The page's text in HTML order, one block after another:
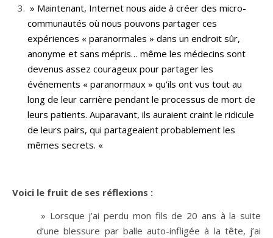
» Maintenant, Internet nous aide à créer des micro-
communautés où nous pouvons partager ces
expériences « paranormales » dans un endroit sûr,
anonyme et sans mépris… même les médecins sont
devenus assez courageux pour partager les
événements « paranormaux » qu’ils ont vus tout au
long de leur carrière pendant le processus de mort de
leurs patients. Auparavant, ils auraient craint le ridicule
de leurs pairs, qui partageaient probablement les
mêmes secrets. «
Voici le fruit de ses réflexions :
» Lorsque j’ai perdu mon fils de 20 ans à la suite
d’une blessure par balle auto-infligée à la tête, j’ai